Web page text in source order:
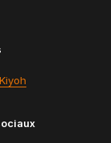
Kiyoh